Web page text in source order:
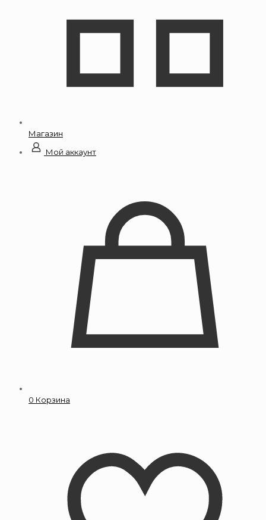
Магазин
Мой аккаунт
0 Корзина